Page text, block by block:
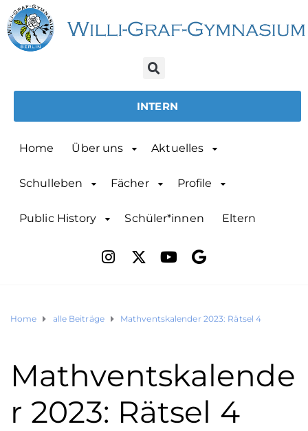
INTERN
Home Über uns Aktuelles
Schulleben Fächer Profile
Public History Schüler*innen Eltern
Home alle Beiträge Mathventskalender 2023: Rätsel 4
Mathventskalende
r 2023: Rätsel 4